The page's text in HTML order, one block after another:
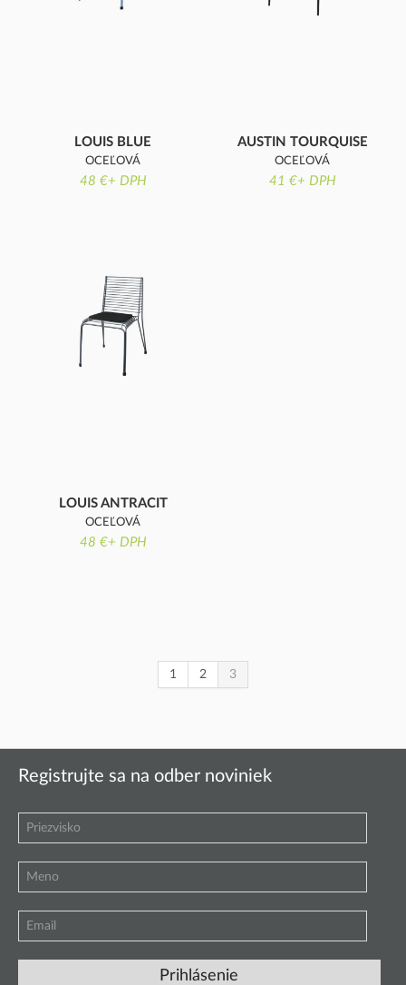
LOUIS BLUE
OCEĽOVÁ
KONŠTRUKCIA
48 €+ DPH
AUSTIN TOURQUISE
OCEĽOVÁ
KONŠTRUKCIA
41 €+ DPH
LOUIS ANTRACIT
OCEĽOVÁ
KONŠTRUKCIA
48 €+ DPH
1 2 3
Registrujte sa na odber noviniek